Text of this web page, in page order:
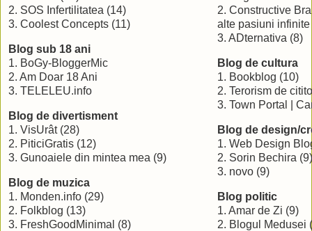
2. SOS Infertilitatea (14)
3. Coolest Concepts (11)
Blog sub 18 ani
1. BoGy-BloggerMic
2. Am Doar 18 Ani
3. TELELEU.info
Blog de divertisment
1. VisUrât (28)
2. PiticiGratis (12)
3. Gunoaiele din mintea mea (9)
Blog de muzica
1. Monden.info (29)
2. Folkblog (13)
3. FreshGoodMinimal (8)
2. Constructive
alte pasiuni infinite
3. ADternativa (8)
Blog de cultura
1. Bookblog (10)
2. Terorism de
3. Town Portal |
Blog de design/
1. Web Design
2. Sorin Bechira (9)
3. novo (9)
Blog politic
1. Amar de Zi (9)
2. Blogul Medusei